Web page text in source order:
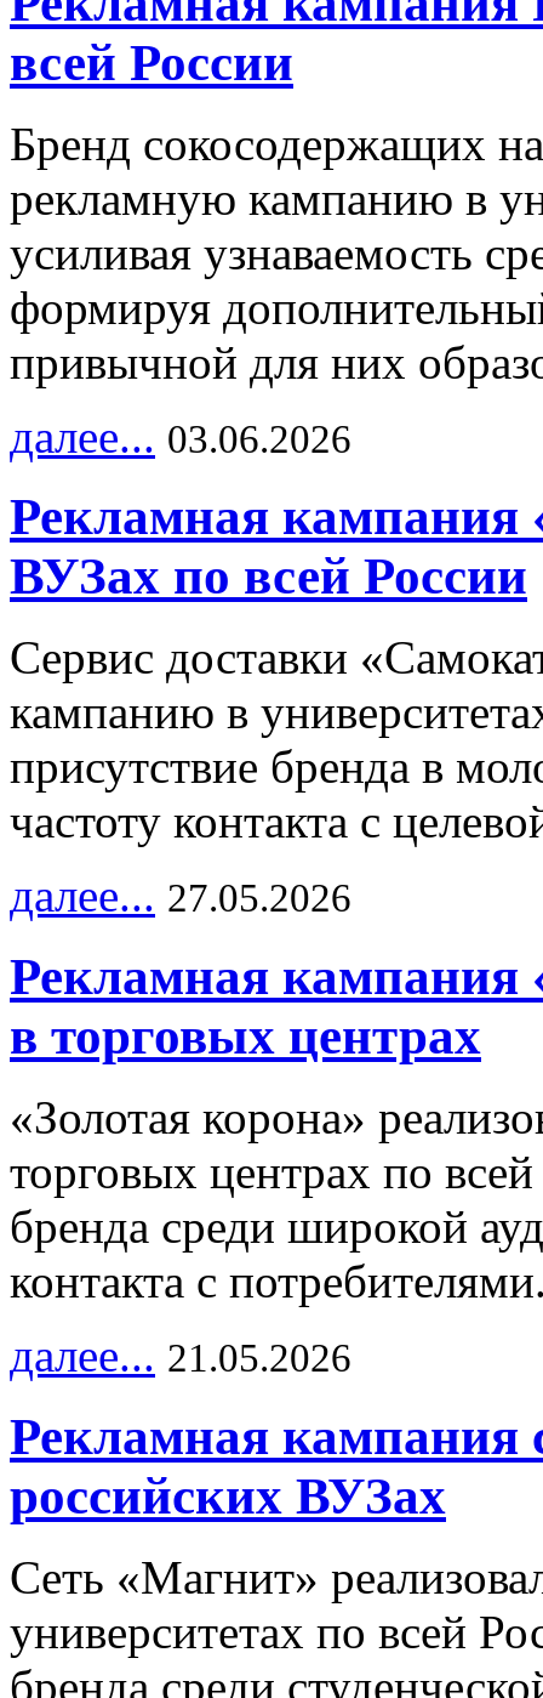
всей России
Бренд сокосодержащих
рекламную кампанию в
усиливая узнаваемость
формируя
привычной для них
далее... 03.06.2026
Рекламная кампания
ВУЗах по всей России
Сервис доставки
кампанию в
присутствие бренда в
частоту контакта с
далее... 27.05.2026
Рекламная кампания
в торговых центрах
«Золотая корона»
торговых центрах по
бренда среди широкой
контакта с
далее... 21.05.2026
Рекламная кампания
российских ВУЗах
Сеть «Магнит»
университетах по всей
бренда среди